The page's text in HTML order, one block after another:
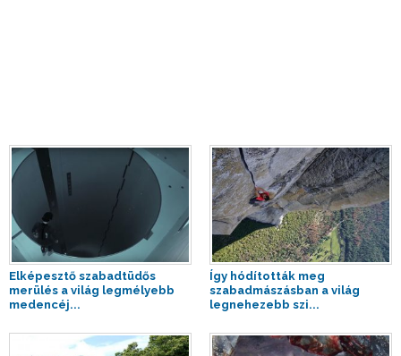
Elképesztő szabadtüdős
merülés a világ legmélyebb
medencéj...
Így hódították meg
szabadmászásban a világ
legnehezebb szi...